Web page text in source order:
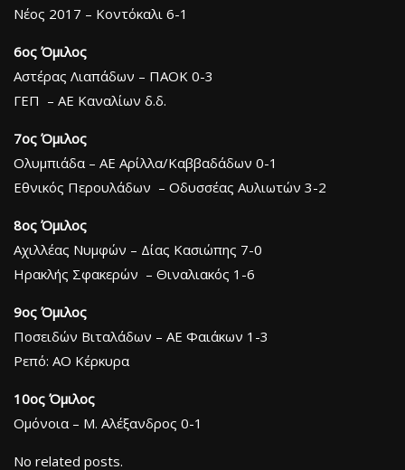
Νέος 2017 – Κοντόκαλι 6-1
6ος Όμιλος
Αστέρας Λιαπάδων – ΠΑΟΚ 0-3
ΓΕΠ – ΑΕ Καναλίων δ.δ.
7ος Όμιλος
Ολυμπιάδα – ΑΕ Αρίλλα/Καββαδάδων 0-1
Εθνικός Περουλάδων – Οδυσσέας Αυλιωτών 3-2
8ος Όμιλος
Αχιλλέας Νυμφών – Δίας Κασιώπης 7-0
Ηρακλής Σφακερών – Θιναλιακός 1-6
9ος Όμιλος
Ποσειδών Βιταλάδων – ΑΕ Φαιάκων 1-3
Ρεπό: ΑΟ Κέρκυρα
10ος Όμιλος
Ομόνοια – Μ. Αλέξανδρος 0-1
No related posts.